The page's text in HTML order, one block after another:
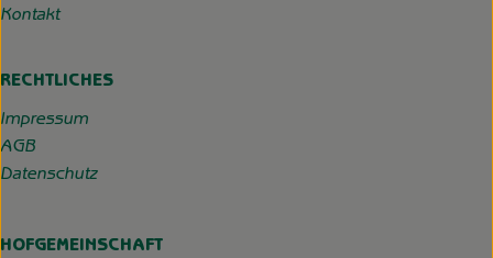
Kontakt
RECHTLICHES
Impressum
AGB
Datenschutz
HOFGEMEINSCHAFT